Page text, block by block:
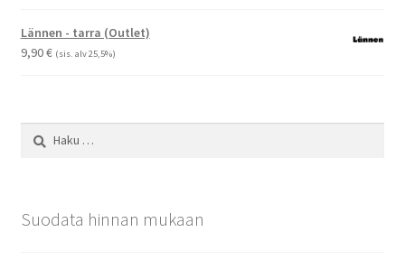
-
29,90 €
Lännen - tarra (Outlet)
9,90€ (sis. alv 25,5%)
Suodata hinnan mukaan